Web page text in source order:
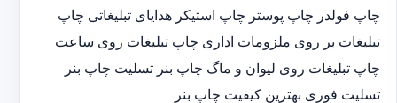
چاپ فولدر چاپ پوستر چاپ استیکر هدایای تبلیغاتی چاپ
تبلیغات بر روی ملزومات اداری چاپ تبلیغات روی ساعت
چاپ تبلیغات روی لیوان و ماگ چاپ بنر تسلیت چاپ بنر
تسلیت فوری بهترین کیفیت چاپ بنر